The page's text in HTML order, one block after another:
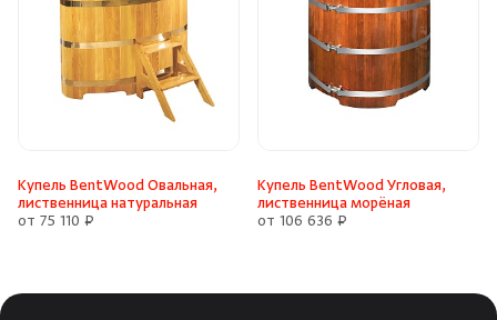
Купель BentWood Овальная,
лиственница натуральная
от 75 110 ₽
Купель BentWood Угловая,
лиственница морёная
от 106 636 ₽